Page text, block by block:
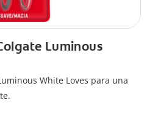
Luminous
White Loves para una